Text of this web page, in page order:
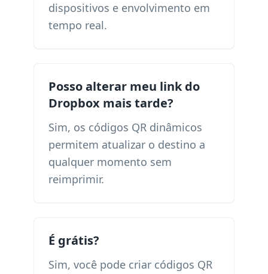
dispositivos e envolvimento em
tempo real.
Posso alterar meu link do
Dropbox mais tarde?
Sim, os códigos QR dinâmicos
permitem atualizar o destino a
qualquer momento sem
reimprimir.
É grátis?
Sim, você pode criar códigos QR